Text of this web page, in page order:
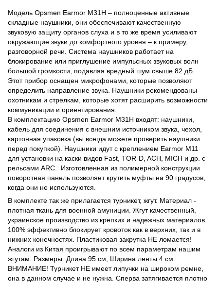
Модель Opsmen Earmor M31H – полноценные активные
складные наушники, они обеспечивают качественную
звуковую защиту органов слуха и в то же время усиливают
окружающие звуки до комфортного уровня – к примеру,
разговорной речи. Система наушников работает на
блокирование или приглушение импульсных звуковых волн
большой громкости, подавляя вредный шум свыше 82 дБ.
Этот прибор оснащен микрофонами, которые позволяют
определить направление звука. Наушники рекомендованы
охотникам и стрелкам, которые хотят расширить возможности
коммуникации и ориентирования.
В комплектацию Opsmen Earmor M31H входят: наушники,
кабель для соединения с внешним источником звука, чехол,
картонная упаковка (вы всегда можете проверить наушники
перед покупкой). Наушники идут с креплением Earmor M11
для установки на каски видов Fast, TOR-D, ACH, MICH и др. с
рельсами ARC. Изготовленная из полимерной конструкции
поворотная панель позволяет крутить муфты на 90 градусов,
когда они не используются.
В комплекте так же прилагается турникет, жгут. Материал -
плотная ткань для военной амуниции. Жгут качественный,
украинское производство из крепких и надежных материалов.
100% эффективно блокирует кровоток как в верхних, так и в
нижних конечностях. Пластиковая закрутка НЕ ломается!
Аналоги из Китая проигрывают по всем параметрам нашим
жгутам. Размеры: Длина 95 см; Ширина ленты 4 см.
ВНИМАНИЕ! Турникет НЕ имеет липучки на широком ремне,
она в данном случае и не нужна. Сперва затягивается плотно